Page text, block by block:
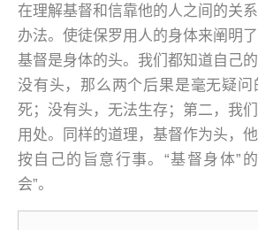
在理解基督和信靠他的人之间的关
办法。使徒保罗用人的身体来阐明
基督是身体的头。我们都知道自己
没有头，那么两个后果是毫无疑
死；没有头，无法生存；第二，我
用处。同样的道理，基督作为头，
按自己的旨意行事。“基督身体”
会”。